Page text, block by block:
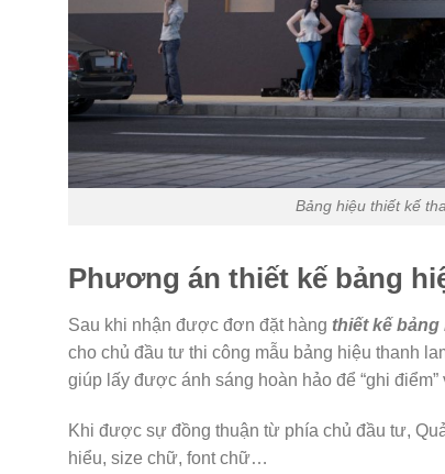
Bảng hiệu thiết kế
Phương án thiết kế bảng
Sau khi nhận được đơn đặt hàng thiết kế bảng
cho chủ đầu tư thi công mẫu bảng hiệu thanh
giúp lấy được ánh sáng hoàn hảo để “ghi
Khi được sự đồng thuận từ phía chủ đầu tư,
hiểu, size chữ, font chữ…